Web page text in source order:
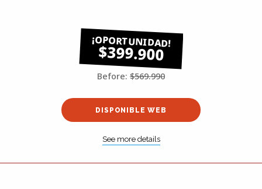
$399.900
Before: $569.990
DISPONIBLE WEB
See more details